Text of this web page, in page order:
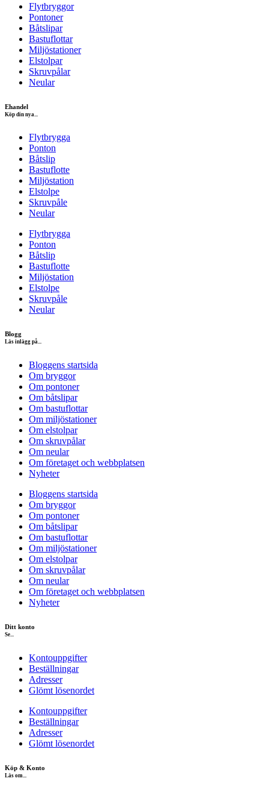
Flytbryggor
Pontoner
Båtslipar
Bastuflottar
Miljöstationer
Elstolpar
Skruvpålar
Neular
Ehandel
Köp din nya...
Flytbrygga
Ponton
Båtslip
Bastuflotte
Miljöstation
Elstolpe
Skruvpåle
Neular
Flytbrygga
Ponton
Båtslip
Bastuflotte
Miljöstation
Elstolpe
Skruvpåle
Neular
Blogg
Läs inlägg på...
Bloggens startsida
Om bryggor
Om pontoner
Om båtslipar
Om bastuflottar
Om miljöstationer
Om elstolpar
Om skruvpålar
Om neular
Om företaget och webbplatsen
Nyheter
Bloggens startsida
Om bryggor
Om pontoner
Om båtslipar
Om bastuflottar
Om miljöstationer
Om elstolpar
Om skruvpålar
Om neular
Om företaget och webbplatsen
Nyheter
Ditt konto
Se...
Kontouppgifter
Beställningar
Adresser
Glömt lösenordet
Kontouppgifter
Beställningar
Adresser
Glömt lösenordet
Köp & Konto
Läs om...